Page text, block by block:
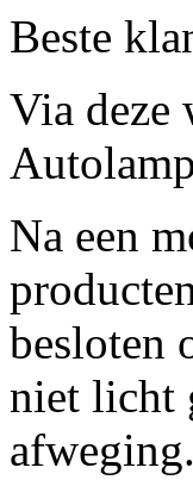
Beste
Via deze
Na een
besloten
niet licht
afweging.